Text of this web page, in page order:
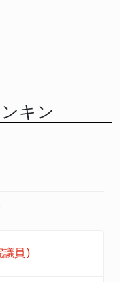
キン
議員)